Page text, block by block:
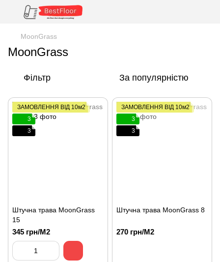
MoonGrass
MoonGrass
Фільтр За популярністю
ЗАМОВЛЕННЯ ВІД 10м2
3
3
Штучна трава MoonGrass
15
345 грн/М2
ЗАМОВЛЕННЯ ВІД 10м2
3
3
Штучна трава MoonGrass 8
270 грн/М2